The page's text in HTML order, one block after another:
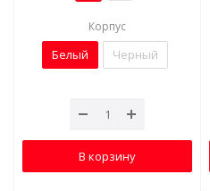
Корпус
Белый Черный
В корзину